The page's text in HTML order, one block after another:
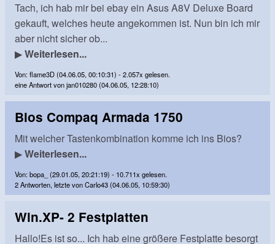
Tach, ich hab mir bei ebay ein Asus A8V Deluxe Board
gekauft, welches heute angekommen ist. Nun bin ich mir
aber nicht sicher ob...
▶Weiterlesen...
Von: flame3D (04.06.05, 00:10:31) - 2.057x gelesen.
eine Antwort von jan010280 (04.06.05, 12:28:10)
Bios Compaq Armada 1750
Mit welcher Tastenkombination komme ich ins Bios?
▶Weiterlesen...
Von: bopa_ (29.01.05, 20:21:19) - 10.711x gelesen.
2 Antworten, letzte von Carlo43 (04.06.05, 10:59:30)
Win.XP- 2 Festplatten
Hallo!Es ist so... Ich hab eine größere Festplatte besorgt